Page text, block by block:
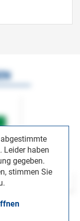
Leider haben
gegeben.
stimmen Sie